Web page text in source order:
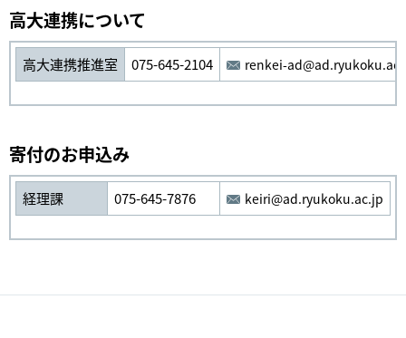
高大連携について
高大連携推進室 075-645-2104 renkei-
寄付のお申込み
経理課 075-645-7876 keiri@ad.ryukoku.ac.jp